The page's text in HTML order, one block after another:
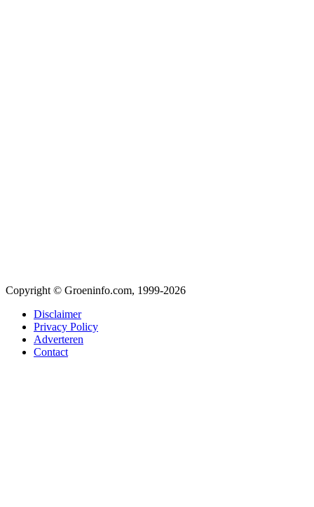
Copyright © Groeninfo.com, 1999-2026
Disclaimer
Privacy Policy
Adverteren
Contact